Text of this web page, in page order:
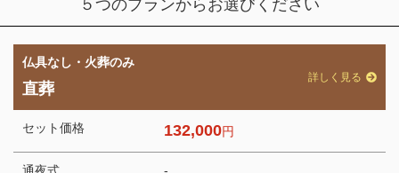
５つのプランからお選びください
仏具なし・火葬のみ
直葬
詳しく見る
セット価格 132,000円